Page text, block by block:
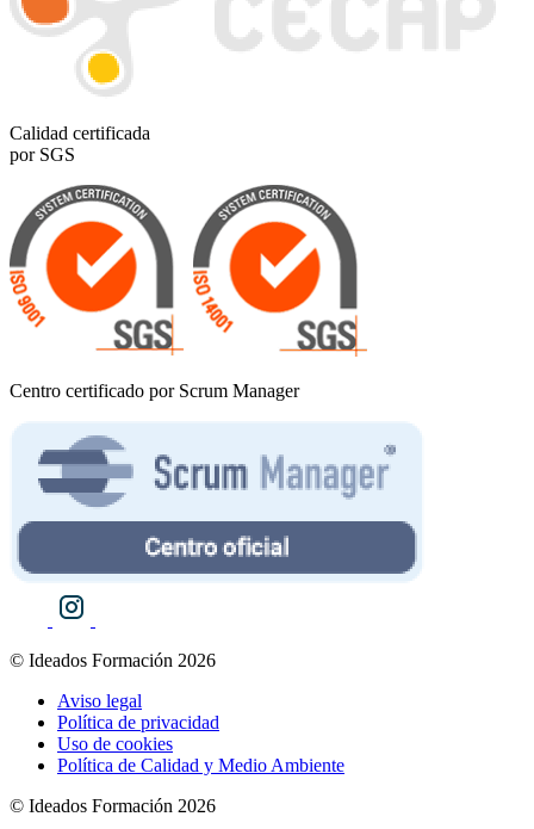
Calidad certificada
por SGS
Centro certificado por Scrum Manager
© Ideados Formación 2026
Aviso legal
Política de privacidad
Uso de cookies
Política de Calidad y Medio Ambiente
© Ideados Formación 2026